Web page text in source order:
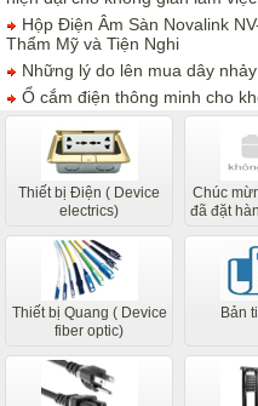
Hộp Điện Âm Sàn Novalink
Thẩm Mỹ và Tiện Nghi
Những lý do lên mua dây
Ổ cắm điện thông minh cho
Thiết bị Điện ( Device
electrics)
Chúc
đã đặt
của
Thiết bị Quang ( Device
fiber optic)
Bản